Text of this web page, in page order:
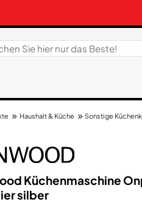
Haushalt & Küche Sonstige
Küchenmaschine
silber